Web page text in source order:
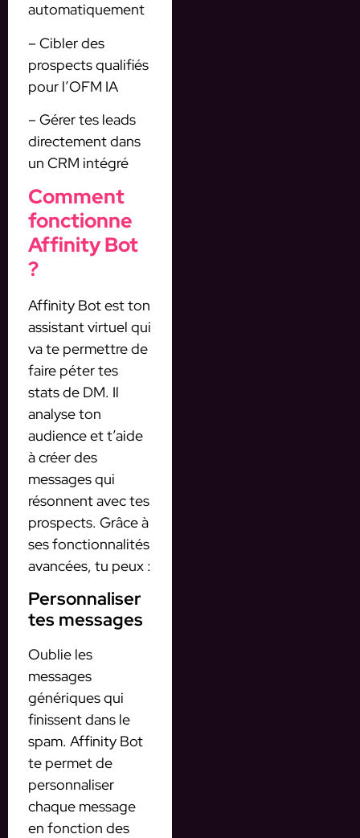
automatiquement
– Cibler des
prospects qualifiés
pour l’OFM IA
– Gérer tes leads
directement dans
un CRM intégré
Comment
fonctionne
Affinity Bot
?
Affinity Bot est ton
assistant virtuel qui
va te permettre de
faire péter tes
stats de DM. Il
analyse ton
audience et t’aide
à créer des
messages qui
résonnent avec tes
prospects. Grâce à
ses fonctionnalités
avancées, tu peux :
Personnaliser
tes messages
Oublie les
messages
génériques qui
finissent dans le
spam. Affinity Bot
te permet de
personnaliser
chaque message
en fonction des